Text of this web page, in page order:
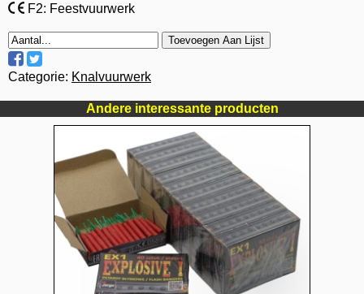
F2: Feestvuurwerk
Toevoegen Aan Lijst
Categorie: Knalvuurwerk
Andere interessante producten